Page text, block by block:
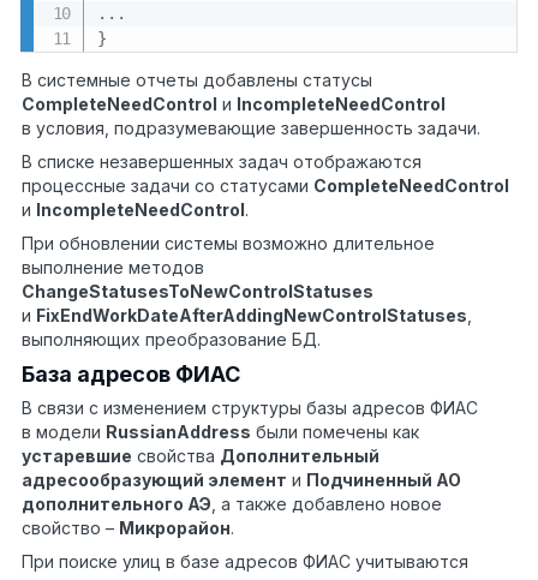
. . .
}
В системные отчеты добавлены статусы
CompleteNeedControl и IncompleteNeedControl
в условия, подразумевающие завершенность задачи.
В списке незавершенных задач отображаются
процессные задачи со статусами CompleteNeedControl
и IncompleteNeedControl.
При обновлении системы возможно длительное
выполнение методов
ChangeStatusesToNewControlStatuses
и FixEndWorkDateAfterAddingNewControlStatuses
выполняющих преобразование БД.
База адресов ФИАС
В связи с изменением структуры базы адресов ФИАС
в модели RussianAddress были помечены как
устаревшие свойства Дополнительный
адресообразующий элемент и Подчиненный АО
дополнительного АЭ , а также добавлено новое
свойство – Микрорайон.
При поиске улиц в базе адресов ФИАС учитываются